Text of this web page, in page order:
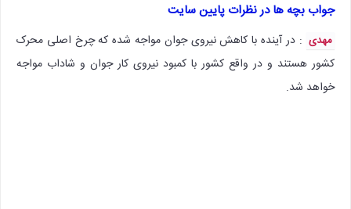
جواب بچه ها در نظرات پایین سایت
مهدی : در آینده با کاهش نیروی جوان مواجه شده که چرخ اصلی محرک
کشور هستند و در واقع کشور با کمبود نیروی کار جوان و شاداب مواجه
خواهد شد.